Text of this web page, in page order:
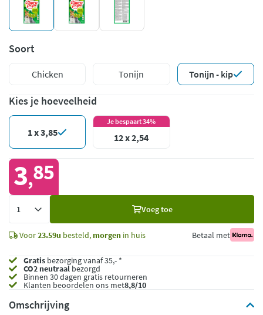
Soort
Chicken Tonijn Tonijn - kip
Kies je hoeveelheid
1 x 3,85
Je bespaart 34%
12 x 2,54
3,85
Voeg toe
Voor23.59u besteld, morgen in huis Betaal met
Gratis bezorging vanaf 35,- *
CO2 neutraalbezorgd
Binnen 30 dagen gratis retourneren
Klanten beoordelen ons met8,8/10
Omschrijving